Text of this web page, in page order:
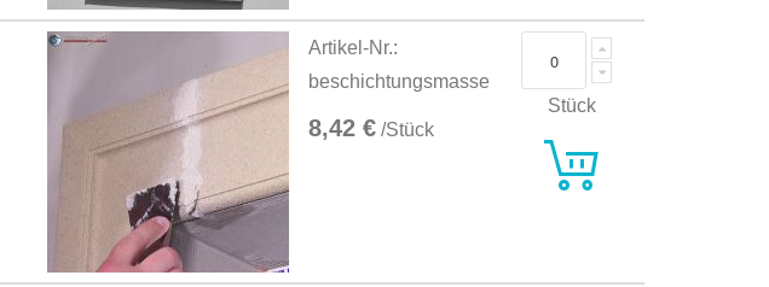
Artikel-Nr.:
beschichtungsmasse
8,42 € /Stück
Stück